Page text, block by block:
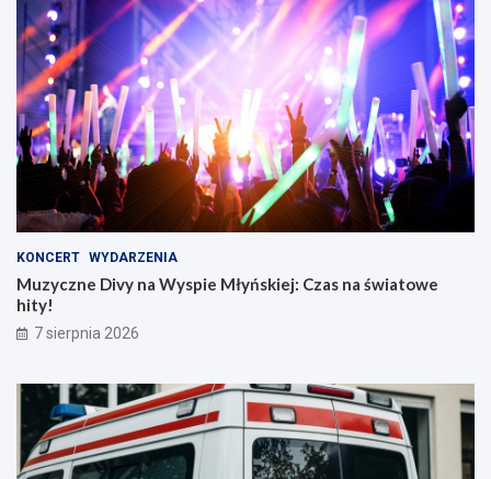
KONCERT WYDARZENIA
Muzyczne Divy na Wyspie Młyńskiej: Czas na światowe
hity!
7 sierpnia 2026